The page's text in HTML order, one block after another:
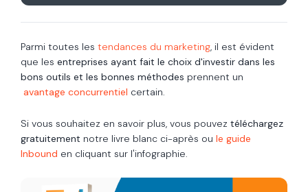
Parmi toutes les tendances du marketing, il est évident
que les entreprises ayant fait le choix d'investir dans les
bons outils et les bonnes méthodes prennent un
avantage concurrentiel certain.
Si vous souhaitez en savoir plus, vous pouvez téléchargez
gratuitement notre livre blanc ci-après ou le guide
Inbound en cliquant sur l'infographie.